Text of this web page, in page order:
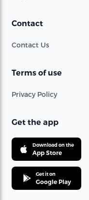
Contact
Contact Us
Terms of use
Privacy Policy
Get the app
Download on the
App Store
Get it on
Google Play